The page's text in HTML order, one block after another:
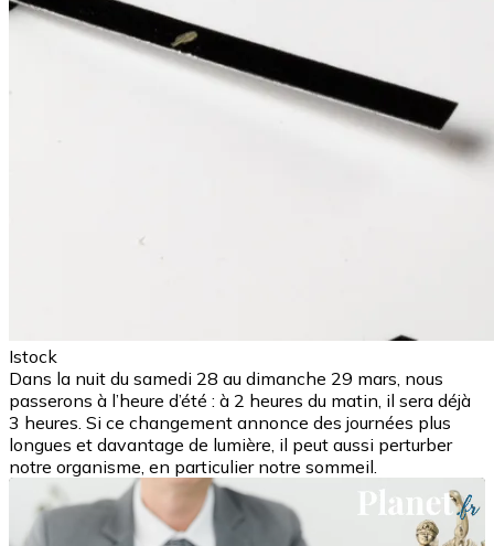
Istock
Dans la nuit du samedi 28 au dimanche 29 mars, nous
passerons à l’heure d’été : à 2 heures du matin, il sera déjà
3 heures. Si ce changement annonce des journées plus
longues et davantage de lumière, il peut aussi perturber
notre organisme, en particulier notre sommeil.